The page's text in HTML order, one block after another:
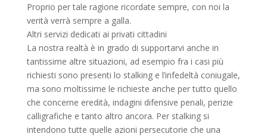
Proprio per tale ragione ricordate sempre, con noi la
verità verrà sempre a galla.
Altri servizi dedicati ai privati cittadini
La nostra realtà è in grado di supportarvi anche in
tantissime altre situazioni, ad esempio fra i casi più
richiesti sono presenti lo stalking e l’infedeltà coniugale,
ma sono moltissime le richieste anche per tutto quello
che concerne eredità, indagini difensive penali, perizie
calligrafiche e tanto altro ancora. Per stalking si
intendono tutte quelle azioni persecutorie che una